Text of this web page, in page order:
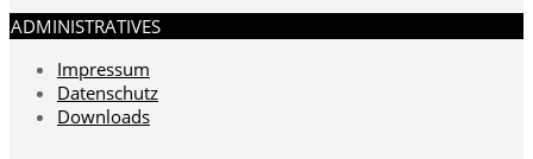
ADMINISTRATIVES
Impressum
Datenschutz
Downloads